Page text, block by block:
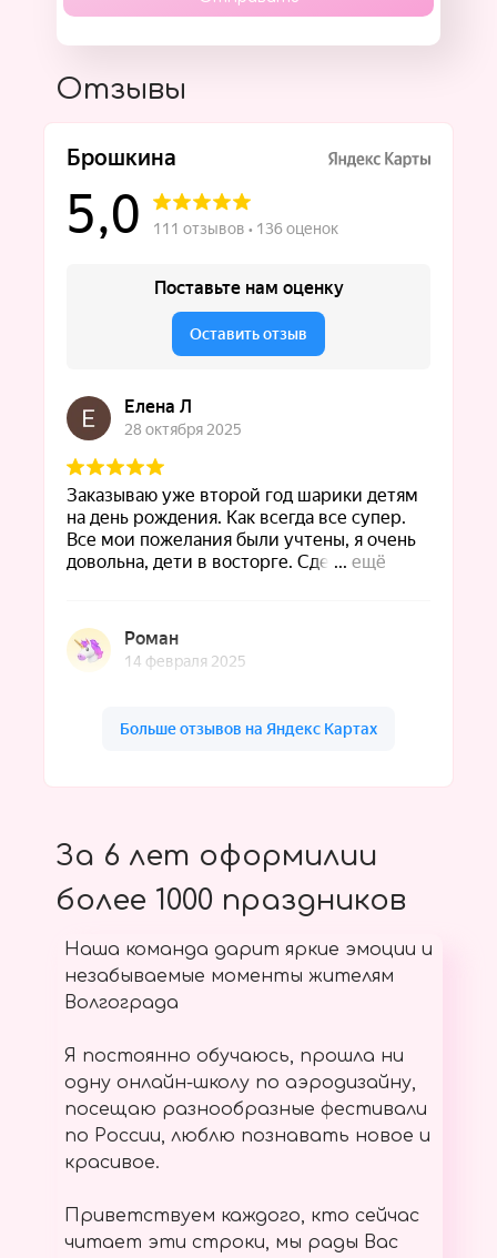
Отзывы
За 6 лет оформилии
более 1000 праздников
Наша команда дарит яркие эмоции и
незабываемые моменты жителям
Волгограда
Я постоянно обучаюсь, прошла ни
одну онлайн-школу по аэродизайну,
посещаю разнообразные фестивали
по России, люблю познавать новое и
красивое.
Приветствуем каждого, кто сейчас
читает эти строки, мы рады Вас